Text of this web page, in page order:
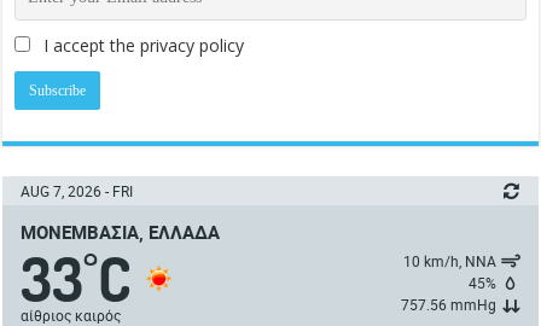
I accept the privacy policy
AUG 7, 2026 - FRI
ΜΟΝΕΜΒΑΣΙΆ, ΕΛΛΆΔΑ
33°C
αίθριος καιρός
10 km/h, ΝΝΑ
45%
757.56 mmHg